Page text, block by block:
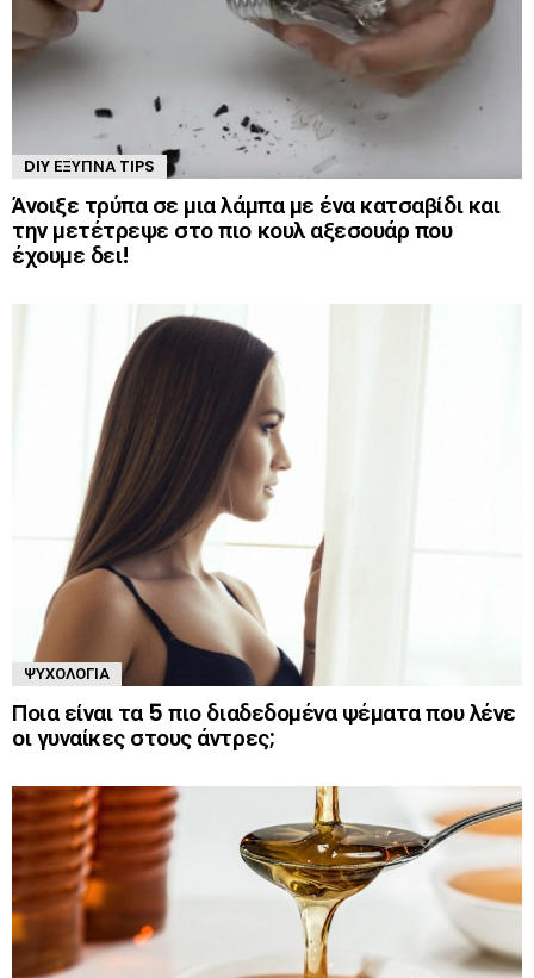
DIY ΈΞΥΠΝΑ TIPS
Άνοιξε τρύπα σε μια λάμπα με ένα κατσαβίδι και
την μετέτρεψε στο πιο κουλ αξεσουάρ που
έχουμε δει!
ΨΥΧΟΛΟΓΊΑ
Ποια είναι τα 5 πιο διαδεδομένα ψέματα που λένε
οι γυναίκες στους άντρες;